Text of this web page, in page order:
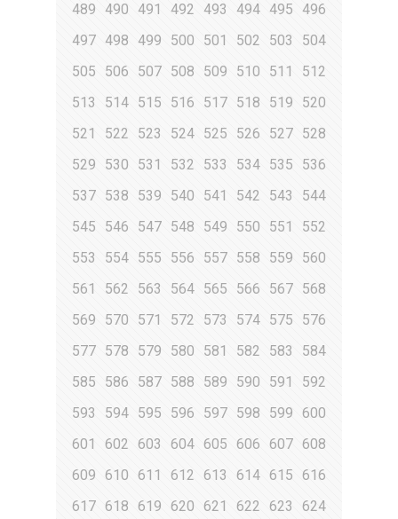
489
490 491 492 493 494 495
496
497 498 499 500 501 502 503
504
505
506 507 508 509 510 511
512
513
514 515 516 517 518 519
520
521
522 523 524 525 526 527 528
529
530 531 532 533 534 535
536
537 538 539 540 541 542 543
544
545
546 547 548 549 550 551
552
553
554 555 556 557 558 559
560
561
562 563 564 565 566 567 568
569
570 571 572 573 574 575
576
577 578 579 580 581 582 583
584
585
586 587 588 589 590 591
592
593
594 595 596 597 598 599
600
601
602 603 604 605 606 607 608
609
610 611 612 613 614 615
616
617 618 619 620 621 622 623
624